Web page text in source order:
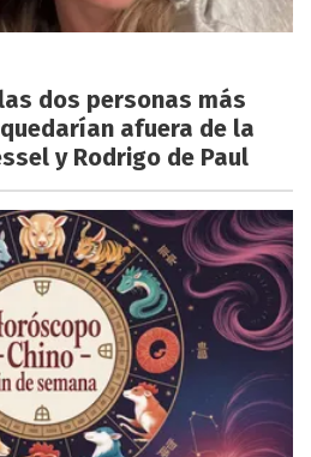
dos personas más
afuera de la
y Rodrigo de Paul